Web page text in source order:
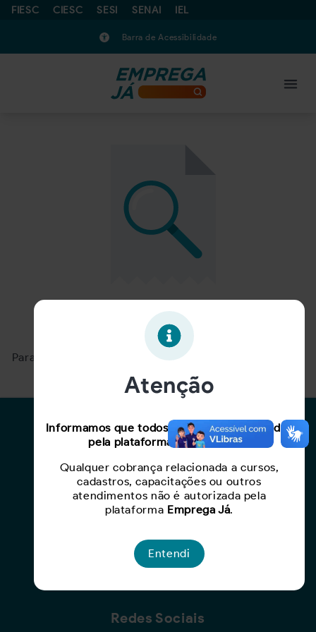
FIESC CIESC SESI SENAI IEL
Barra de Acessibilidade
Oportunidade expirada!
Para ver mais, acesse a páginaBuscar Oportunidades.
Para Candidatos
Cadastro de Currículo
Capacite-se
Criar Oportunidade
Redes Sociais
Atenção
Informamos que todos os serviços oferecidos
pela plataforma são gratuitos.
Qualquer cobrança relacionada a cursos,
cadastros, capacitações ou outros
atendimentos não é autorizada pela
plataforma Emprega Já.
Entendi